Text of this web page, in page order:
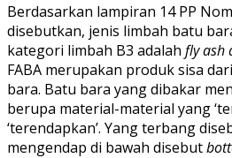
Berdasarkan lampiran 14 PP
disebutkan, jenis limbah batu
kategori limbah B3 adalah fly ash
FABA merupakan produk sisa
bara. Batu bara yang dibakar
berupa material-material yang
‘terendapkan’. Yang terbang
mengendap di bawah disebut